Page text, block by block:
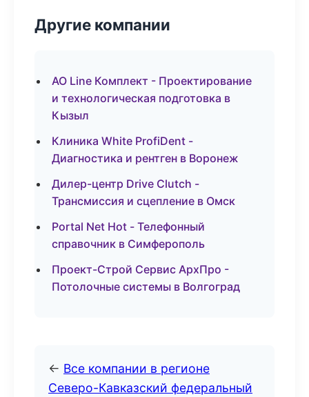
Другие компании
АО Line Комплект - Проектирование
и технологическая подготовка в
Кызыл
Клиника White ProfiDent -
Диагностика и рентген в Воронеж
Дилер-центр Drive Clutch -
Трансмиссия и сцепление в Омск
Portal Net Hot - Телефонный
справочник в Симферополь
Проект-Строй Сервис АрхПро -
Потолочные системы в Волгоград
← Все компании в регионе
Северо-Кавказский федеральный